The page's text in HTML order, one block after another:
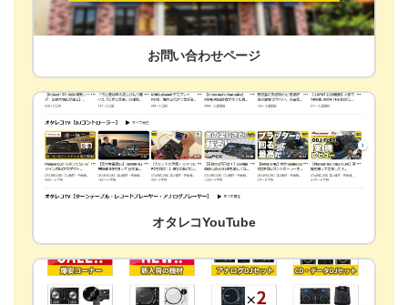
お問い合わせページ
オタレコYouTube